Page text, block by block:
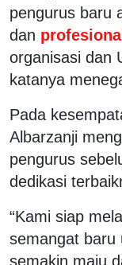
pengurus baru
dan
organisasi dan
katanya
Pada
Albarzanji
pengurus
dedikasi
“Kami siap
semangat baru
semakin maju